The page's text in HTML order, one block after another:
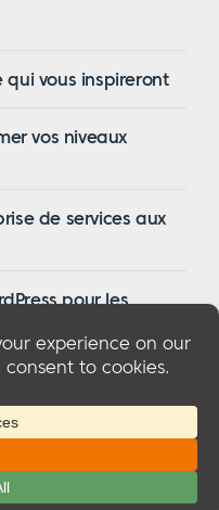
vous inspireront
vos niveaux
de services aux
pour les
de confidentialité
d'utilisation